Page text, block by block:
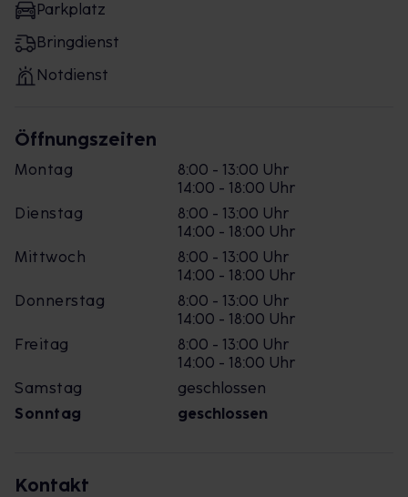
Parkplatz
Bringdienst
Notdienst
Öffnungszeiten
Montag
8:00 - 13:00 Uhr
14:00 - 18:00 Uhr
Dienstag
8:00 - 13:00 Uhr
14:00 - 18:00 Uhr
Mittwoch
8:00 - 13:00 Uhr
14:00 - 18:00 Uhr
Donnerstag
8:00 - 13:00 Uhr
14:00 - 18:00 Uhr
Freitag
8:00 - 13:00 Uhr
14:00 - 18:00 Uhr
Samstag
geschlossen
Sonntag
geschlossen
Kontakt